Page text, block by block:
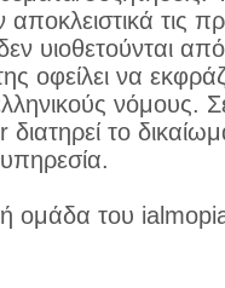
τις
υιοθετούνται
οφείλει να
νόμους.
το
ομάδα του